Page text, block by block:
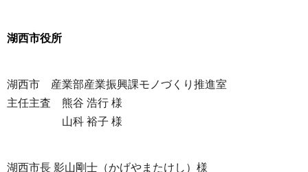
湖西市役所
湖西市 産業部産業振興課モノづくり推進室
主任主査 熊谷 浩行 様
山科 裕子 様
湖西市長 影山剛士（かげやまたけし）様